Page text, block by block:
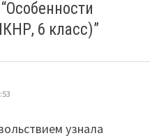
Особенности
6 класс)”
узнала